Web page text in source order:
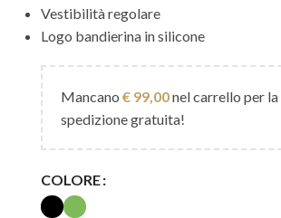
Vestibilità regolare
Logo bandierina in silicone
Mancano € 99,00nel carrello per la
spedizione gratuita!
COLORE